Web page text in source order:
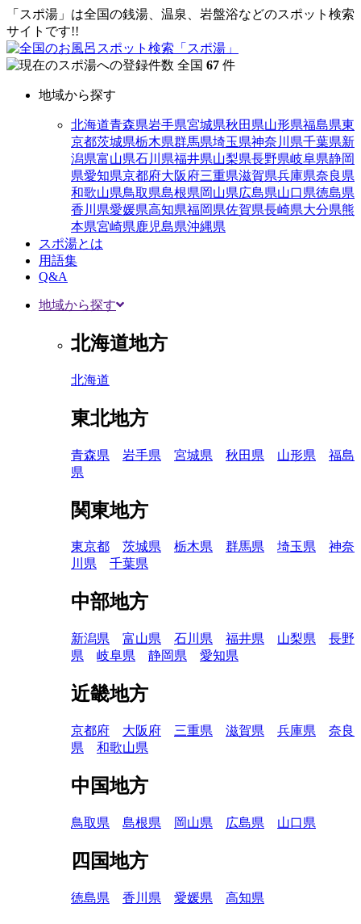
「スポ湯」は全国の銭湯、温泉、岩盤浴などのスポット検索
サイトです!!
全国 67 件
地域から探す
北海道青森県岩手県宮城県秋田県山形県福島県東
京都茨城県栃木県群馬県埼玉県神奈川県千葉県新
潟県富山県石川県福井県山梨県長野県岐阜県静岡
県愛知県京都府大阪府三重県滋賀県兵庫県奈良県
和歌山県鳥取県島根県岡山県広島県山口県徳島県
香川県愛媛県高知県福岡県佐賀県長崎県大分県熊
本県宮崎県鹿児島県沖縄県
スポ湯とは
用語集
Q&A
地域から探す
北海道地方
北海道
東北地方
青森県 岩手県 宮城県 秋田県 山形県
福島
県
関東地方
東京都 茨城県 栃木県 群馬県 埼玉県
神奈
川県
千葉県
中部地方
新潟県 富山県 石川県 福井県 山梨県
長野
県
岐阜県 静岡県 愛知県
近畿地方
京都府 大阪府 三重県 滋賀県 兵庫県
奈良
県
和歌山県
中国地方
鳥取県 島根県 岡山県 広島県 山口県
四国地方
徳島県 香川県 愛媛県 高知県